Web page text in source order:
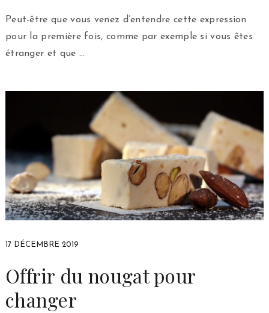
Peut-être que vous venez d’entendre cette expression
pour la première fois, comme par exemple si vous êtes
étranger et que …
17 DÉCEMBRE 2019
Offrir du nougat pour
changer